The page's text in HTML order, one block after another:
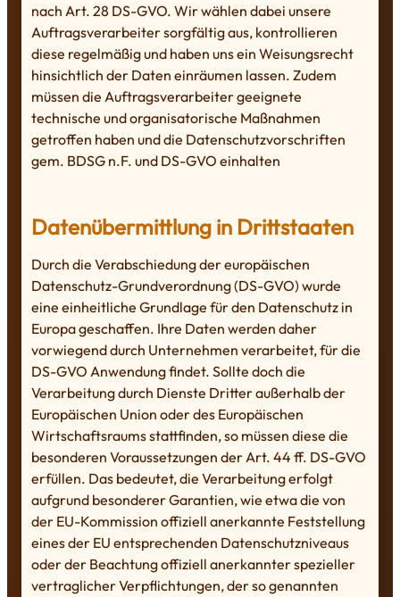
nach Art. 28 DS-GVO. Wir wählen dabei unsere
Auftragsverarbeiter sorgfältig aus, kontrollieren
diese regelmäßig und haben uns ein Weisungsrecht
hinsichtlich der Daten einräumen lassen. Zudem
müssen die Auftragsverarbeiter geeignete
technische und organisatorische Maßnahmen
getroffen haben und die Datenschutzvorschriften
gem. BDSG n.F. und DS-GVO einhalten
Datenübermittlung in Drittstaaten
Durch die Verabschiedung der europäischen
Datenschutz-Grundverordnung (DS-GVO) wurde
eine einheitliche Grundlage für den Datenschutz in
Europa geschaffen. Ihre Daten werden daher
vorwiegend durch Unternehmen verarbeitet, für die
DS-GVO Anwendung findet. Sollte doch die
Verarbeitung durch Dienste Dritter außerhalb der
Europäischen Union oder des Europäischen
Wirtschaftsraums stattfinden, so müssen diese die
besonderen Voraussetzungen der Art. 44 ff. DS-GVO
erfüllen. Das bedeutet, die Verarbeitung erfolgt
aufgrund besonderer Garantien, wie etwa die von
der EU-Kommission offiziell anerkannte Feststellung
eines der EU entsprechenden Datenschutzniveaus
oder der Beachtung offiziell anerkannter spezieller
vertraglicher Verpflichtungen, der so genannten